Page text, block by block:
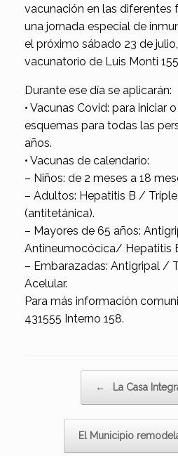
vacunación en las diferentes
una jornada especial de
el próximo sábado 23 de
vacunatorio de Luis Monti
Durante ese día se aplicarán:
• Vacunas Covid: para iniciar
esquemas para todas las
años.
• Vacunas de calendario:
– Niños: de 2 meses a 18
– Adultos: Hepatitis B /
(antitetánica).
– Mayores de 65 años:
Antineumocócica/ Hepatitis
– Embarazadas: Antigripal /
Acelular.
Para más información
431555 Interno 158.
← La Casa
El Municipio